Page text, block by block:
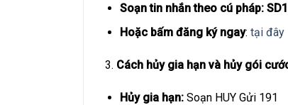
Soạn tin nhắn theo cú pháp:
Hoặc bấm đăng ký ngay: tại đây
3. Cách hủy gia hạn và hủy gói
Hủy gia hạn:Soạn HUY Gửi 191